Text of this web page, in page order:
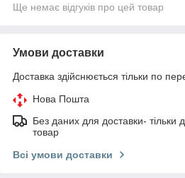
Ще немає відгуків про цей товар
Умови доставки
Доставка здійснюється тільки по
Нова Пошта
Без даних для доставки- тільки
товар
Всі умови доставки